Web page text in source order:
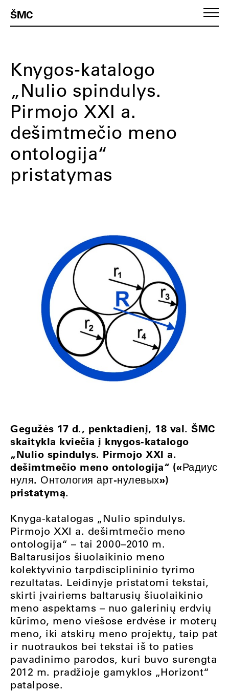
ŠMC
Knygos-katalogo
„Nulio spindulys.
Pirmojo XXI a.
dešimtmečio meno
ontologija“
pristatymas
Gegužės 17 d., penktadienį, 18 val. ŠMC
skaitykla kviečia į knygos-katalogo
„Nulio spindulys. Pirmojo XXI a.
dešimtmečio meno ontologija“ («Радиус
нуля. Онтология арт-нулевых»)
pristatymą.
Knyga-katalogas „Nulio spindulys.
Pirmojo XXI a. dešimtmečio meno
ontologija“ – tai 2000–2010 m.
Baltarusijos šiuolaikinio meno
kolektyvinio tarpdisciplininio tyrimo
rezultatas. Leidinyje pristatomi tekstai,
skirti įvairiems baltarusių šiuolaikinio
meno aspektams – nuo galerinių erdvių
kūrimo, meno viešose erdvėse ir moterų
meno, iki atskirų meno projektų, taip pat
ir nuotraukos bei tekstai iš to paties
pavadinimo parodos, kuri buvo surengta
2012 m. pradžioje gamyklos „Horizont“
patalpose.